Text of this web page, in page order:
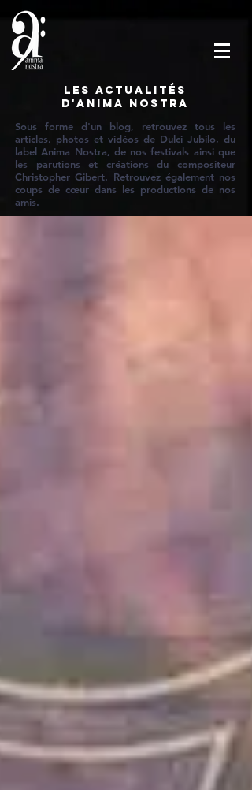
Les actualités
d'Anima Nostra
Sous forme d'un blog, retrouvez tous les
articles, photos et vidéos de Dulci Jubilo, du
label Anima Nostra, de nos festivals ainsi que
les parutions et créations du compositeur
Christopher Gibert. Retrouvez également nos
coups de cœur dans les productions de nos
amis.